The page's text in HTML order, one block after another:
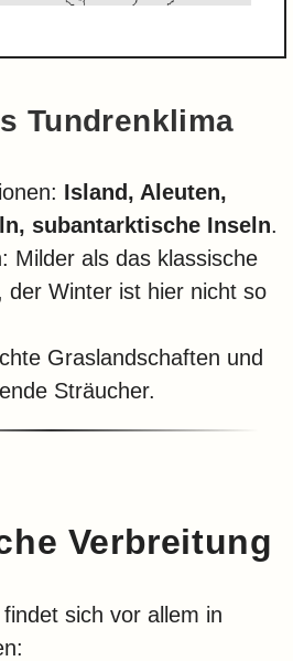
Tundrenklima
Island, Aleuten,
subantarktische Inseln.
Milder als das klassische
der Winter ist hier nicht so
Graslandschaften und
Sträucher.
Verbreitung
sich vor allem in